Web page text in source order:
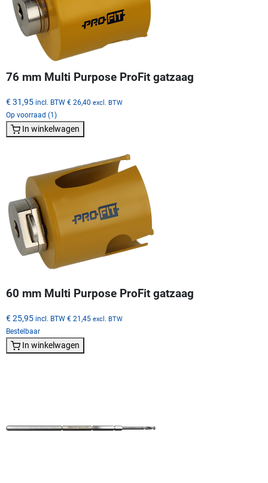
76 mm Multi Purpose ProFit gatzaag
€ 31,95 incl. BTW € 26,40 excl. BTW
Op voorraad (1)
In winkelwagen
60 mm Multi Purpose ProFit gatzaag
€ 25,95 incl. BTW € 21,45 excl. BTW
Bestelbaar
In winkelwagen